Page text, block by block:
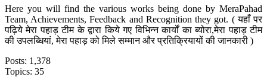
Here you will find the various works being done by MeraPahad
Team, Achievements, Feedback and Recognition they got. ( यहाँ पर
पढ़िये मेरा पहाड़ टीम के द्वारा किये गए विभिन्न कार्यों का ब्योरा,मेरा पहाड़ टीम
की उपलब्धियां, मेरा पहाड़ को मिले सम्मान और प्रतिक्रियायों की जानकारी )
Posts: 1,378
Topics: 35